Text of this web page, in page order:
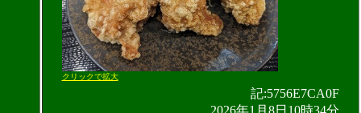
クリックで拡大
記:5756E7CA0F